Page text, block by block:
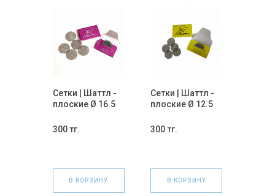
Сетки | Шаттл -
плоские Ø 16.5
(РОЗОВЫЕ)
300 тг.
В КОРЗИНУ
Сетки | Шаттл -
плоские Ø 12.5
(ЖЁЛТЫЕ)
300 тг.
В КОРЗИНУ